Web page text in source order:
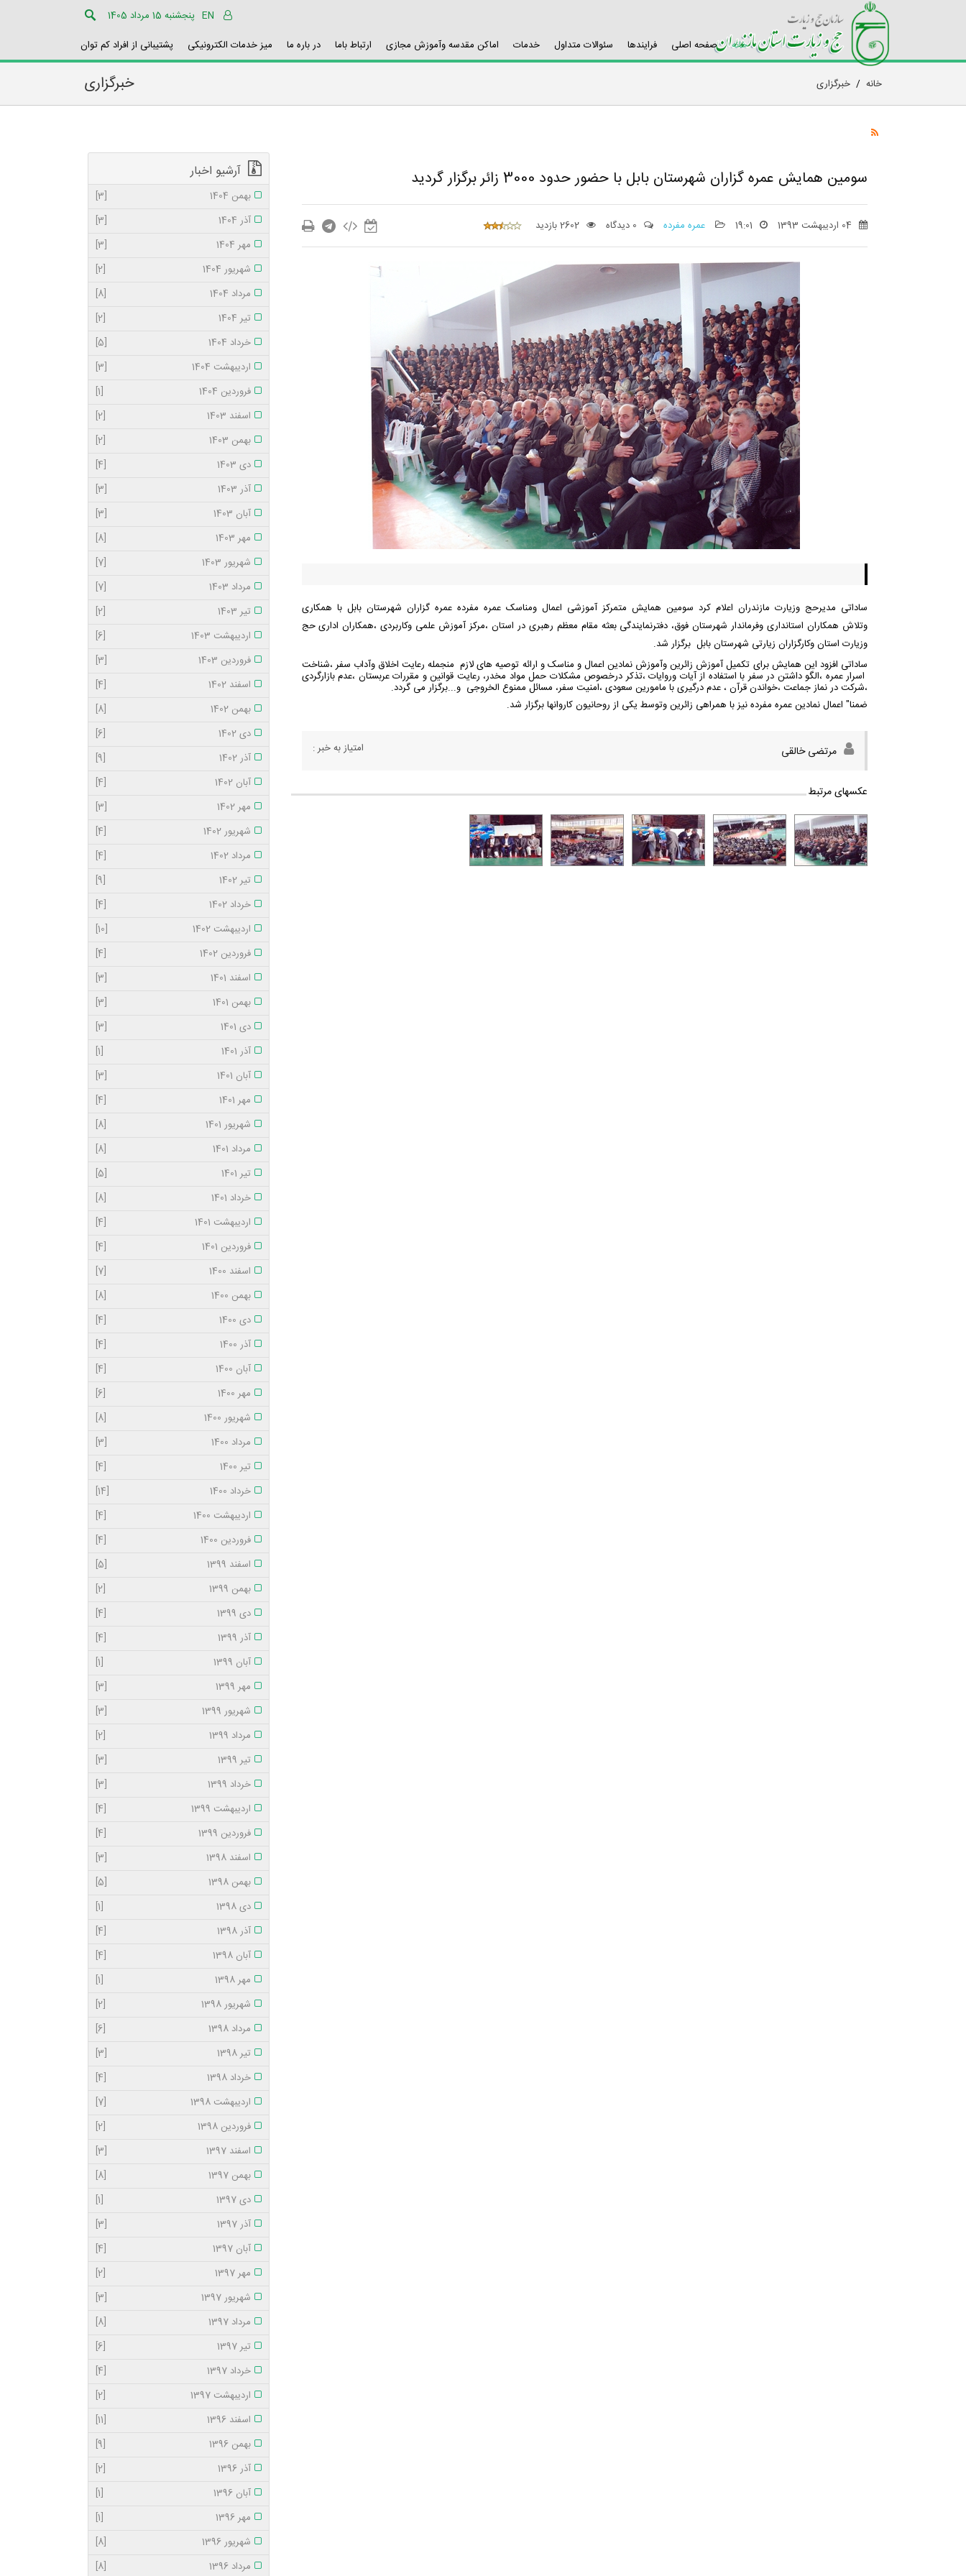
پنجشنبه 15 مرداد 1405 EN
خانه
صفحه اصلی فرایندها سئوالات متداول خدمات اماکن مقدسه وآموزش مجازی ارتباط باما در باره ما میز خدمات الکترونیکی پشتیبانی از افراد کم توان
خبرگزاری خانه / خبرگزاری
سومین همایش عمره گزاران شهرستان بابل با حضور حدود 3000 زائر برگزار گردید
04 اردیبهشت 1393 19:01 عمره مفرده 0 دیدگاه 2602 بازدید
ساداتی مدیرحج وزیارت مازندران اعلام کرد سومین همایش متمرکز آموزشی اعمال ومناسک عمره مفرده عمره گزاران شهرستان بابل با همکاری
وتلاش همکاران استانداری وفرماندار شهرستان فوق، دفترنمایندگی بعثه مقام معظم رهبری در استان ،مرکز آموزش علمی وکاربردی ،همکاران اداری حج
وزیارت استان وکارگزاران زیارتی شهرستان بابل برگزار شد.
ساداتی افزود این همایش برای تکمیل آموزش زائرین وآموزش نمادین اعمال و مناسک و ارائه توصیه های لازم منجمله رعایت اخلاق وآداب سفر ،شناخت
اسرار عمره ،الگو داشتن در سفر با استفاده از آیات وروایات ،تذکر درخصوص مشکلات حمل مواد مخدر، رعایت قوانین و مقررات عربستان ،عدم بازارگردی
،شرکت در نماز جماعت ،خواندن قرآن ، عدم درگیری با مامورین سعودی ،امنیت سفر، مسائل ممنوع الخروجی و...برگزار می گردد.
ضمنا" اعمال نمادین عمره مفرده نیز با همراهی زائرین وتوسط یکی از روحانیون کاروانها برگزار شد.
مرتضی خالقی امتیاز به خبر :
عکسهای مرتبط
آرشیو اخبار
بهمن 1404
[3]
آذر 1404
[3]
مهر 1404
[3]
شهریور 1404
[2]
مرداد 1404
[8]
تیر 1404
[2]
خرداد 1404
[5]
اردیبهشت 1404
[3]
فروردین 1404
[1]
اسفند 1403
[2]
بهمن 1403
[2]
دی 1403
[4]
آذر 1403
[3]
آبان 1403
[3]
مهر 1403
[8]
شهریور 1403
[7]
مرداد 1403
[7]
تیر 1403
[2]
اردیبهشت 1403
[6]
فروردین 1403
[3]
اسفند 1402
[4]
بهمن 1402
[8]
دی 1402
[6]
آذر 1402
[9]
آبان 1402
[4]
مهر 1402
[3]
شهریور 1402
[4]
مرداد 1402
[4]
تیر 1402
[9]
خرداد 1402
[4]
اردیبهشت 1402
[10]
فروردین 1402
[4]
اسفند 1401
[3]
بهمن 1401
[3]
دی 1401
[3]
آذر 1401
[1]
آبان 1401
[3]
مهر 1401
[4]
شهریور 1401
[8]
مرداد 1401
[8]
تیر 1401
[5]
خرداد 1401
[8]
اردیبهشت 1401
[4]
فروردین 1401
[4]
اسفند 1400
[7]
بهمن 1400
[8]
دی 1400
[4]
آذر 1400
[4]
آبان 1400
[4]
مهر 1400
[6]
شهریور 1400
[8]
مرداد 1400
[3]
تیر 1400
[4]
خرداد 1400
[14]
اردیبهشت 1400
[4]
فروردین 1400
[4]
اسفند 1399
[5]
بهمن 1399
[2]
دی 1399
[4]
آذر 1399
[4]
آبان 1399
[1]
مهر 1399
[3]
شهریور 1399
[3]
مرداد 1399
[2]
تیر 1399
[3]
خرداد 1399
[3]
اردیبهشت 1399
[4]
فروردین 1399
[4]
اسفند 1398
[3]
بهمن 1398
[5]
دی 1398
[1]
آذر 1398
[4]
آبان 1398
[4]
مهر 1398
[1]
شهریور 1398
[2]
مرداد 1398
[6]
تیر 1398
[3]
خرداد 1398
[4]
اردیبهشت 1398
[7]
فروردین 1398
[2]
اسفند 1397
[3]
بهمن 1397
[8]
دی 1397
[1]
آذر 1397
[3]
آبان 1397
[4]
مهر 1397
[2]
شهریور 1397
[3]
مرداد 1397
[8]
تیر 1397
[6]
خرداد 1397
[4]
اردیبهشت 1397
[2]
اسفند 1396
[11]
بهمن 1396
[9]
آذر 1396
[2]
آبان 1396
[1]
مهر 1396
[1]
شهریور 1396
[8]
مرداد 1396
[8]